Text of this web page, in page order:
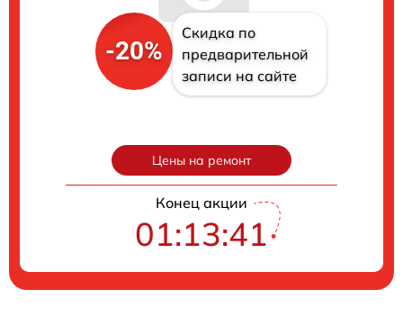
-20%
Скидка по
предварительной
записи на сайте
Цены на ремонт
Конец акции
01:13:40